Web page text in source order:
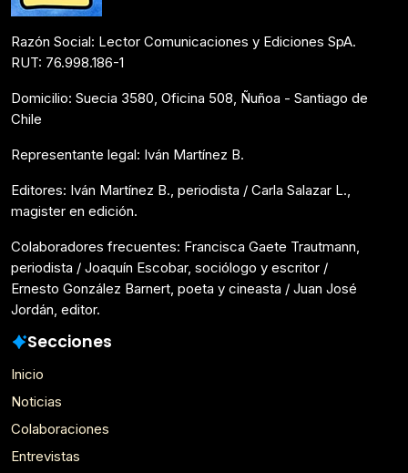
Razón Social: Lector Comunicaciones y Ediciones SpA.
RUT: 76.998.186-1
Domicilio: Suecia 3580, Oficina 508, Ñuñoa - Santiago de
Chile
Representante legal: Iván Martínez B.
Editores: Iván Martínez B., periodista / Carla Salazar L.,
magister en edición.
Colaboradores frecuentes: Francisca Gaete Trautmann,
periodista / Joaquín Escobar, sociólogo y escritor /
Ernesto González Barnert, poeta y cineasta / Juan José
Jordán, editor.
Secciones
Inicio
Noticias
Colaboraciones
Entrevistas